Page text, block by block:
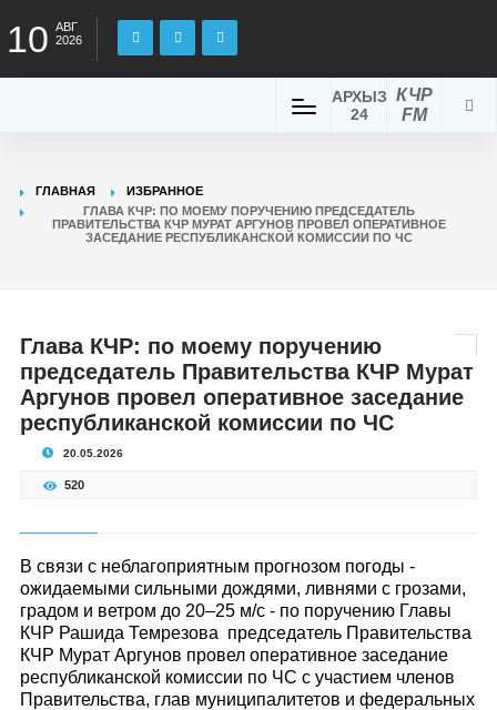
10 АВГ
2026
КЧР
FM
АРХЫЗ
24
ГЛАВНАЯ
ИЗБРАННОЕ
ГЛАВА КЧР: ПО МОЕМУ ПОРУЧЕНИЮ ПРЕДСЕДАТЕЛЬ
ПРАВИТЕЛЬСТВА КЧР МУРАТ АРГУНОВ ПРОВЕЛ ОПЕРАТИВНОЕ
ЗАСЕДАНИЕ РЕСПУБЛИКАНСКОЙ КОМИССИИ ПО ЧС
Глава КЧР: по моему поручению
председатель Правительства КЧР Мурат
Аргунов провел оперативное заседание
республиканской комиссии по ЧС
20.05.2026
520
В связи с неблагоприятным прогнозом погоды -
ожидаемыми сильными дождями, ливнями с грозами,
градом и ветром до 20–25 м/с - по поручению Главы
КЧР Рашида Темрезова председатель Правительства
КЧР Мурат Аргунов провел оперативное заседание
республиканской комиссии по ЧС с участием членов
Правительства, глав муниципалитетов и федеральных